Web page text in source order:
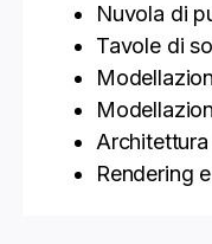
Nuvola di
Tavole di
Architettura
Rendering